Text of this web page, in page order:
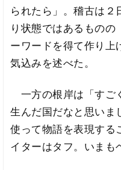
られたら」。稽古は２
り状態ではあるものの
ーワードを得て作り上
気込みを述べた。
一方の根岸は「すご
生んだ国だなと思いま
使って物語を表現する
イターはタフ。いまも